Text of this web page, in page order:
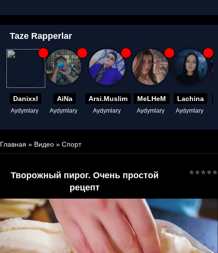
Taze Rapperlar
Danixxl
Aydymlary
AiNa
Aydymlary
Arsi.Muslim
Aydymlary
MeLHeM
Aydymlary
Lachina
Aydymlary
Главная » Видео » Спорт
Творожный пирог. Очень простой
рецепт